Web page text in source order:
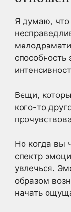
Я думаю,
способность
Вещи,
кого-то
Но когда вы
спектр
увлечься.
образом
начать